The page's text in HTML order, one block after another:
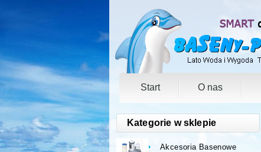
Start O nas
Kategorie w sklepie
Akcesoria Basenowe